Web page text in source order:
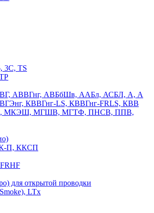
3С, TS
АВВГнг, АВБбШв, ААБл, АСБЛ, А, А
КВВГнг-LS, КВВГнг-FRLS, КВВ
МКЭШ, МГШВ, МГТФ, ПНСВ, ППВ,
П, ККСП
для открытой проводки
LTx